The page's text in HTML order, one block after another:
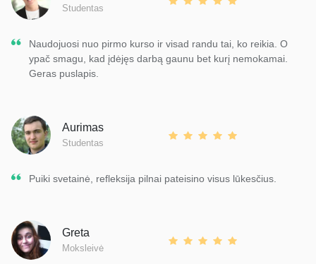
Studentas
Naudojuosi nuo pirmo kurso ir visad randu tai, ko reikia. O
ypač smagu, kad įdėjęs darbą gaunu bet kurį nemokamai.
Geras puslapis.
Aurimas
Studentas
Puiki svetainė, refleksija pilnai pateisino visus lūkesčius.
Greta
Moksleivė